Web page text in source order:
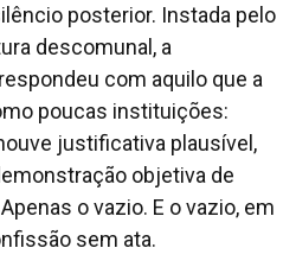
posterior. Instada pelo
descomunal, a
com aquilo que a
poucas instituições:
justificativa plausível,
objetiva de
o vazio. E o vazio, em
sem ata.